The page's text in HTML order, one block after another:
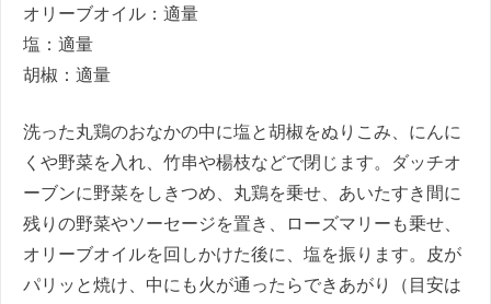
オリーブオイル：適量
塩：適量
胡椒：適量
洗った丸鶏のおなかの中に塩と胡椒をぬりこみ、にんに
くや野菜を入れ、竹串や楊枝などで閉じます。ダッチオ
ーブンに野菜をしきつめ、丸鶏を乗せ、あいたすき間に
残りの野菜やソーセージを置き、ローズマリーも乗せ、
オリーブオイルを回しかけた後に、塩を振ります。皮が
パリッと焼け、中にも火が通ったらできあがり（目安は